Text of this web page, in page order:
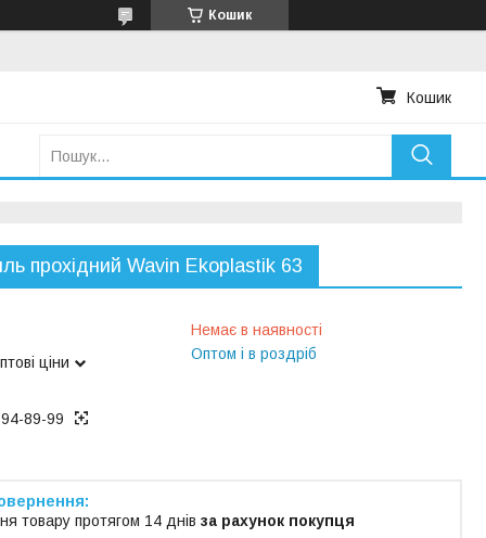
Кошик
Кошик
прохідний Wavin Ekoplastik 63
ціни
Немає в наявності
Оптом і в роздріб
89-99
товару протягом 14 днів за рахунок покупця